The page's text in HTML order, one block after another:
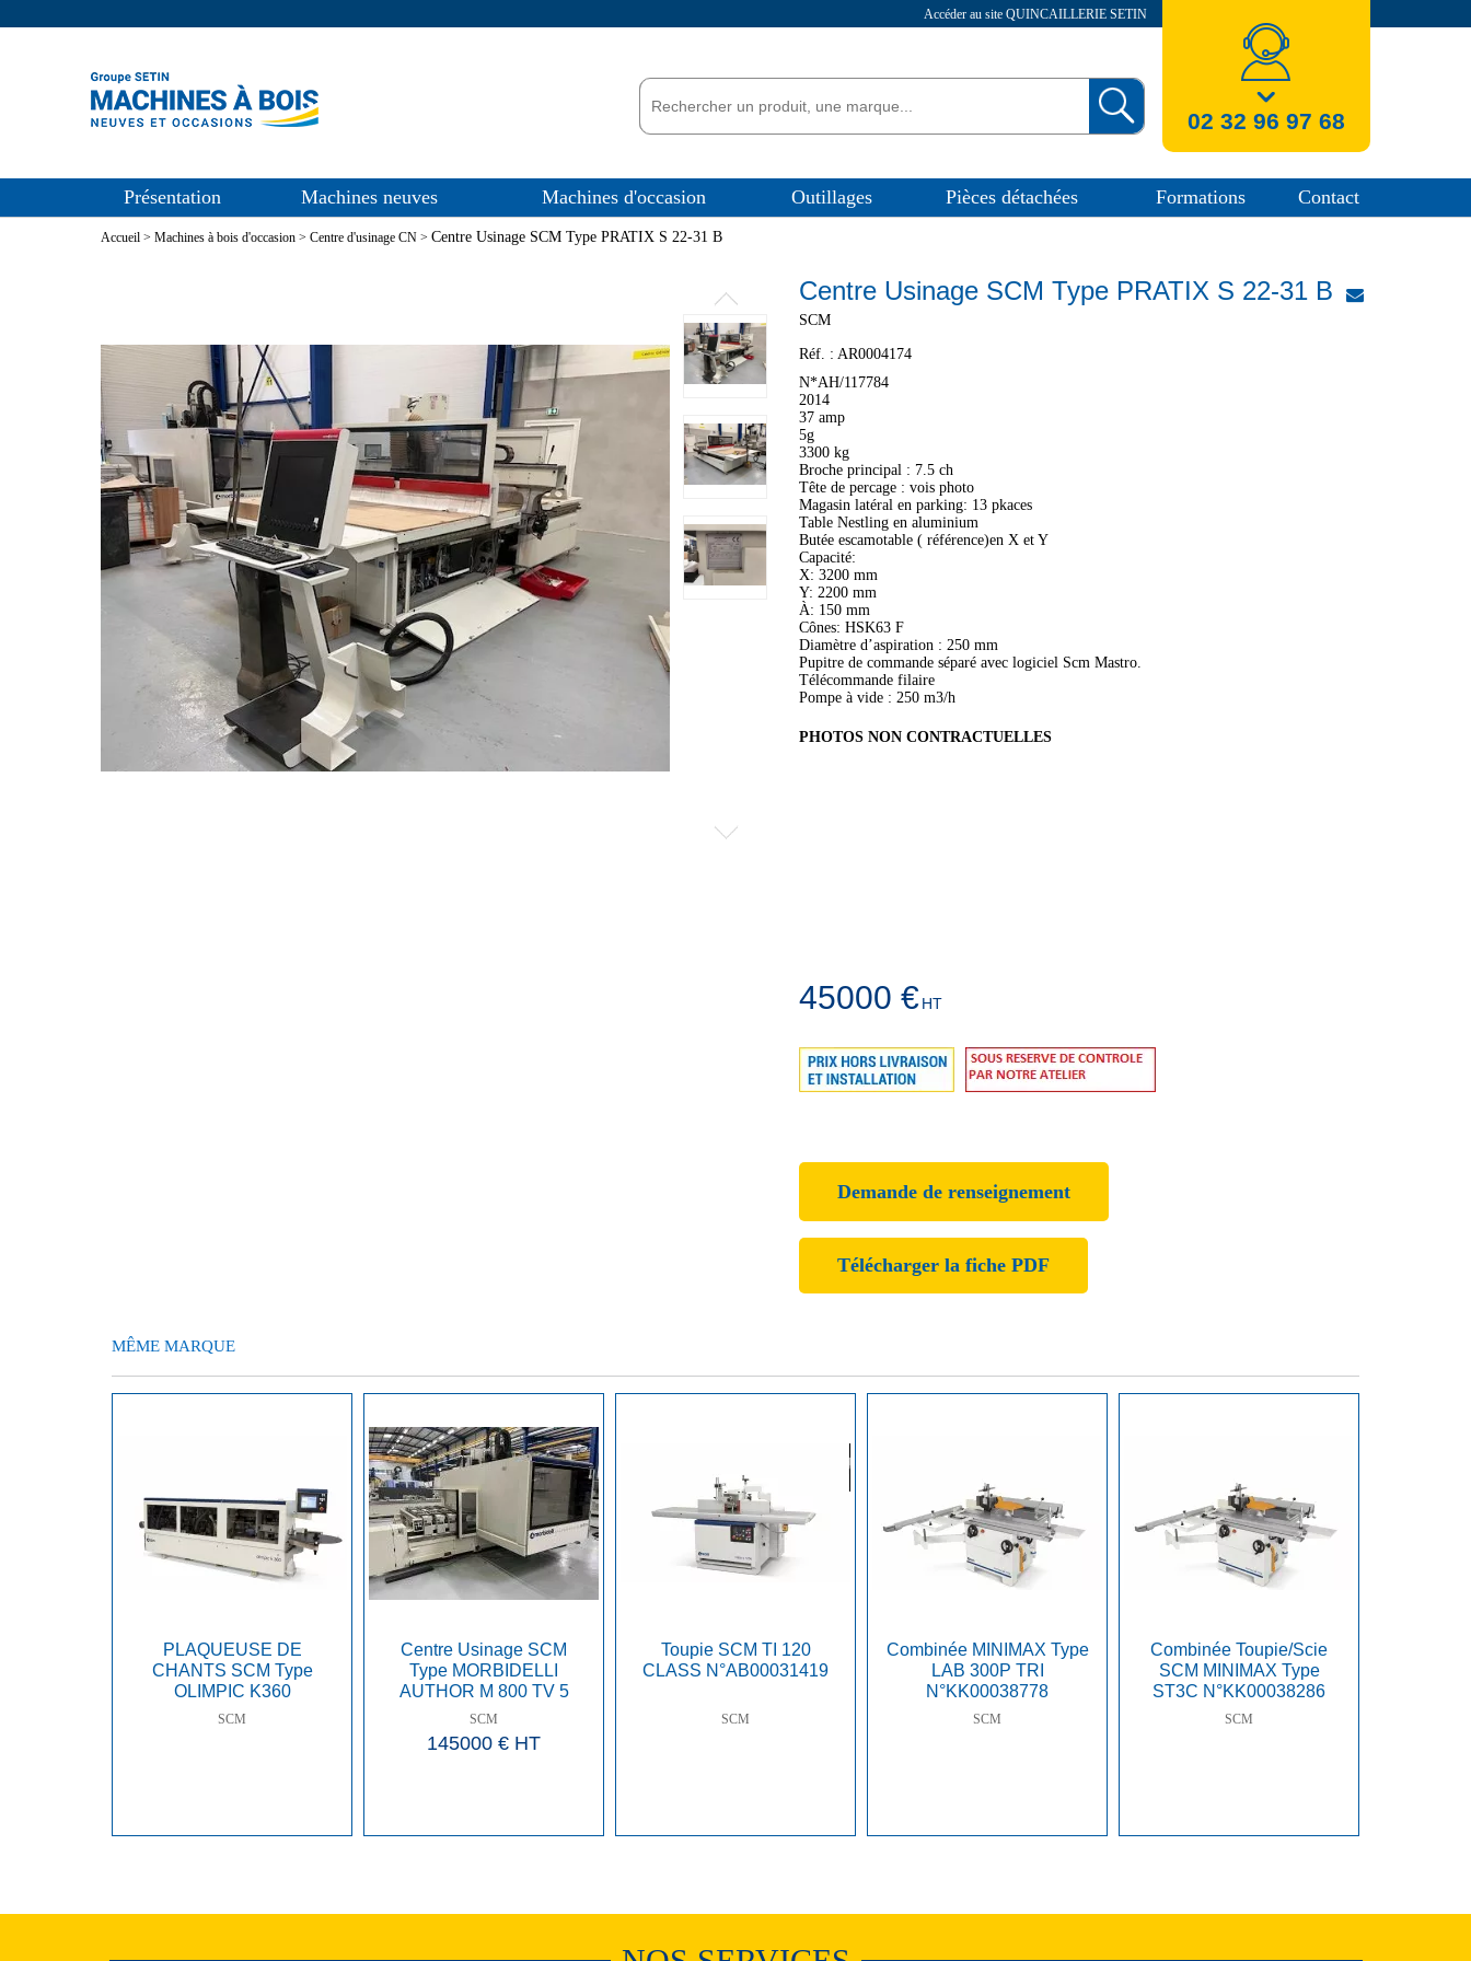
Accéder au site QUINCAILLERIE SETIN
02 32 96 97 68
Présentation Machines neuves Machines d'occasion Outillages Pièces détachées Formations Contact
Accueil > Machines à bois d'occasion > Centre d'usinage CN > Centre Usinage SCM Type PRATIX S 22-31 B
Centre Usinage SCM Type PRATIX S 22-31 B
SCM
Réf. : AR0004174
N*AH/117784
2014
37 amp
5g
3300 kg
Broche principal : 7.5 ch
Tête de percage : vois photo
Magasin latéral en parking: 13 pkaces
Table Nestling en aluminium
Butée escamotable ( référence)en X et Y
Capacité:
X: 3200 mm
Y: 2200 mm
À: 150 mm
Cônes: HSK63 F
Diamètre d’aspiration : 250 mm
Pupitre de commande séparé avec logiciel Scm Mastro.
Télécommande filaire
Pompe à vide : 250 m3/h
PHOTOS NON CONTRACTUELLES
45000 €HT
Demande de renseignement
Télécharger la fiche PDF
MÊME MARQUE
PLAQUEUSE DE
CHANTS SCM Type
OLIMPIC K360
N°AH00004877
SCM
Centre Usinage SCM
Type MORBIDELLI
AUTHOR M 800 TV 5
AXES
SCM
145000 € HT
Toupie SCM TI 120
CLASS N°AB00031419
SCM
Combinée MINIMAX Type
LAB 300P TRI
N°KK00038778
SCM
Combinée Toupie/Scie
SCM MINIMAX Type
ST3C N°KK00038286
SCM